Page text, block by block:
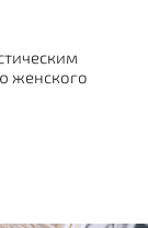
женского